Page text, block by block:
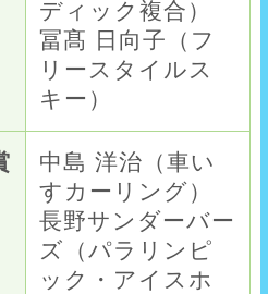
ディック複合）
冨髙 日向子（フ
リースタイルス
キー）
中島 洋治（車い
すカーリング）
長野サンダーバー
ズ（パラリンピ
ック・アイスホ